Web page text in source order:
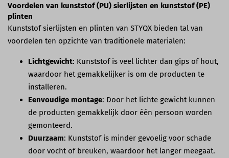
Voordelen van kunststof (PU) sierlijsten en kunststof (PE)
plinten
Kunststof sierlijsten en plinten van STYQX bieden tal van
voordelen ten opzichte van traditionele materialen:
Lichtgewicht: Kunststof is veel lichter dan gips of hout,
waardoor het gemakkelijker is om de producten te
installeren.
Eenvoudige montage: Door het lichte gewicht kunnen
de producten gemakkelijk door één persoon worden
gemonteerd.
Duurzaam: Kunststof is minder gevoelig voor schade
door vocht of breuken, waardoor het langer meegaat.